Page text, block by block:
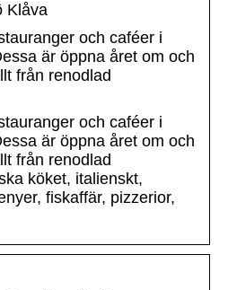
Klåva
och caféer i
är öppna året om och
från renodlad
och caféer i
är öppna året om och
från renodlad
köket, italienskt,
fiskaffär, pizzerior,